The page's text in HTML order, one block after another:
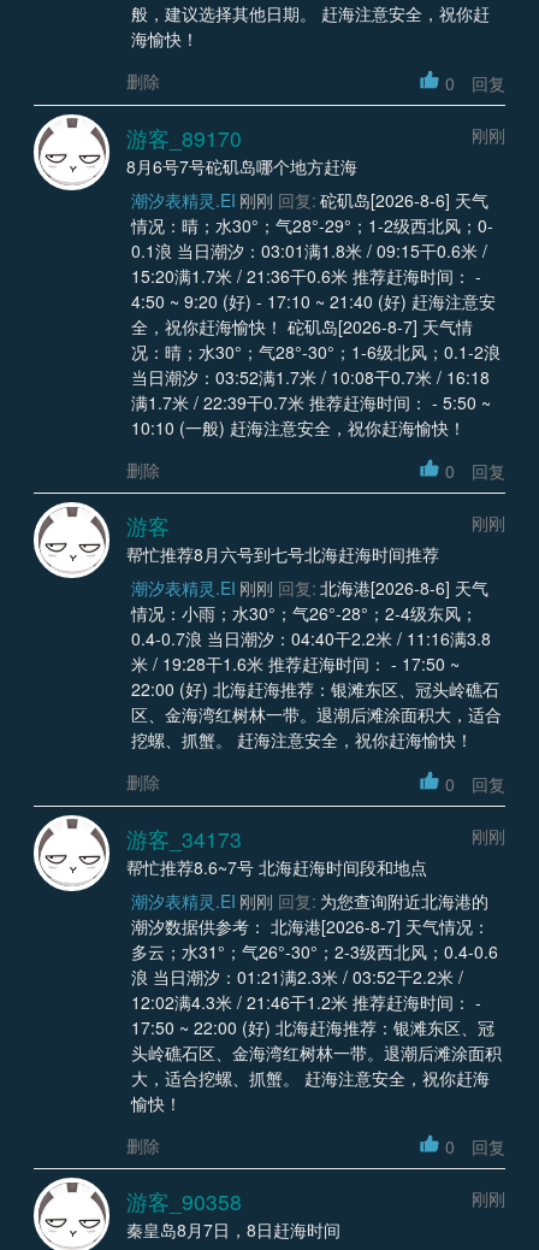
般，建议选择其他日期。 赶海注意安全，祝你赶
海愉快！
删除
0 回复
游客_89170
刚刚
8月6号7号砣矶岛哪个地方赶海
潮汐表精灵.EI 刚刚 回复: 砣矶岛[2026-8-6] 天气
情况：晴；水30°；气28°-29°；1-2级西北风；0-
0.1浪 当日潮汐：03:01满1.8米 / 09:15干0.6米 /
15:20满1.7米 / 21:36干0.6米 推荐赶海时间： -
4:50 ~ 9:20 (好) - 17:10 ~ 21:40 (好) 赶海注意安
全，祝你赶海愉快！ 砣矶岛[2026-8-7] 天气情
况：晴；水30°；气28°-30°；1-6级北风；0.1-2浪
当日潮汐：03:52满1.7米 / 10:08干0.7米 / 16:18
满1.7米 / 22:39干0.7米 推荐赶海时间： - 5:50 ~
10:10 (一般) 赶海注意安全，祝你赶海愉快！
删除
0 回复
游客
刚刚
帮忙推荐8月六号到七号北海赶海时间推荐
潮汐表精灵.EI 刚刚 回复: 北海港[2026-8-6] 天气
情况：小雨；水30°；气26°-28°；2-4级东风；
0.4-0.7浪 当日潮汐：04:40干2.2米 / 11:16满3.8
米 / 19:28干1.6米 推荐赶海时间： - 17:50 ~
22:00 (好) 北海赶海推荐：银滩东区、冠头岭礁石
区、金海湾红树林一带。退潮后滩涂面积大，适合
挖螺、抓蟹。 赶海注意安全，祝你赶海愉快！
删除
0 回复
游客_34173
刚刚
帮忙推荐8.6~7号 北海赶海时间段和地点
潮汐表精灵.EI 刚刚 回复: 为您查询附近北海港的
潮汐数据供参考： 北海港[2026-8-7] 天气情况：
多云；水31°；气26°-30°；2-3级西北风；0.4-0.6
浪 当日潮汐：01:21满2.3米 / 03:52干2.2米 /
12:02满4.3米 / 21:46干1.2米 推荐赶海时间： -
17:50 ~ 22:00 (好) 北海赶海推荐：银滩东区、冠
头岭礁石区、金海湾红树林一带。退潮后滩涂面积
大，适合挖螺、抓蟹。 赶海注意安全，祝你赶海
愉快！
删除
0 回复
游客_90358
刚刚
秦皇岛8月7日，8日赶海时间